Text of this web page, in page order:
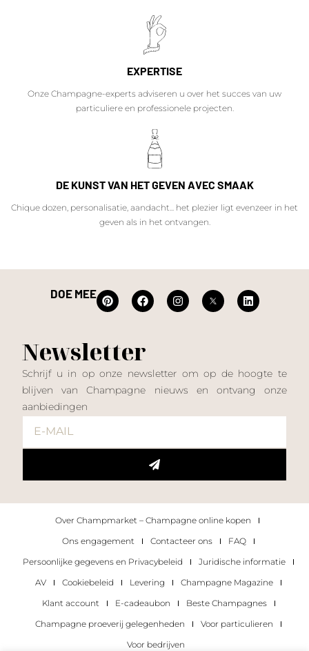
EXPERTISE
Onze Champagne-experts adviseren u over het succes van uw
particuliere en professionele projecten.
DE KUNST VAN HET GEVEN AVEC SMAAK
Chique dozen, personalisatie, aandacht... het plezier ligt evenzeer in het
geven als in het ontvangen.
DOE MEE
Newsletter
Schrijf u in op onze newsletter om op de hoogte te
blijven van Champagne nieuws en ontvang onze
aanbiedingen
Over Champmarket – Champagne online kopen
Ons engagement
Contacteer ons
FAQ
Persoonlijke gegevens en Privacybeleid
Juridische informatie
AV
Cookiebeleid Levering
Champagne Magazine
Klant account
E-cadeaubon
Beste Champagnes
Champagne proeverij gelegenheden
Voor particulieren
Voor bedrijven